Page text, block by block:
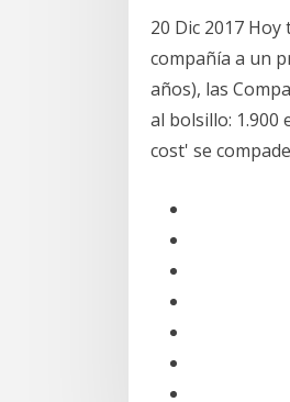
20 Dic 2017
compañía a un
años), las
al bolsillo: 1.900
cost' se